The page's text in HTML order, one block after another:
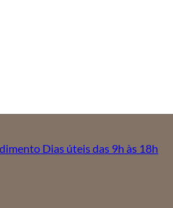
Dias úteis das 9h às 18h